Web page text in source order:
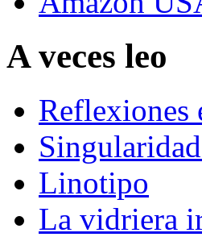
A veces leo
Reflexiones
Linotipo
La vidriera